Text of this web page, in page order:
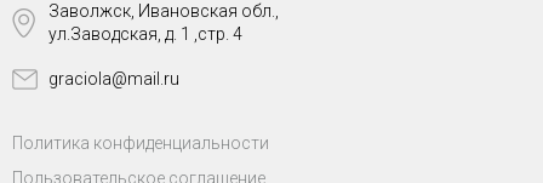
Заволжск, Ивановская обл.,
ул.Заводская, д. 1 ,стр. 4
graciola@mail.ru
Политика конфиденциальности
Пользовательское соглашение